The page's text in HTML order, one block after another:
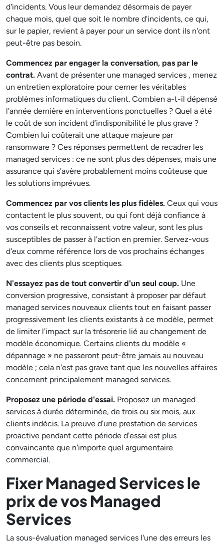
d'incidents. Vous leur demandez désormais de payer
chaque mois, quel que soit le nombre d'incidents, ce qui,
sur le papier, revient à payer pour un service dont ils n'ont
peut-être pas besoin.
Commencez par engager la conversation, pas par le
contrat. Avant de présenter une managed services , menez
un entretien exploratoire pour cerner les véritables
problèmes informatiques du client. Combien a-t-il dépensé
l’année dernière en interventions ponctuelles ? Quel a été
le coût de son incident d’indisponibilité le plus grave ?
Combien lui coûterait une attaque majeure par
ransomware ? Ces réponses permettent de recadrer les
managed services : ce ne sont plus des dépenses, mais une
assurance qui s’avère probablement moins coûteuse que
les solutions imprévues.
Commencez par vos clients les plus fidèles. Ceux qui vous
contactent le plus souvent, ou qui font déjà confiance à
vos conseils et reconnaissent votre valeur, sont les plus
susceptibles de passer à l'action en premier. Servez-vous
d'eux comme référence lors de vos prochains échanges
avec des clients plus sceptiques.
N'essayez pas de tout convertir d'un seul coup. Une
conversion progressive, consistant à proposer par défaut
managed services nouveaux clients tout en faisant passer
progressivement les clients existants à ce modèle, permet
de limiter l'impact sur la trésorerie lié au changement de
modèle économique. Certains clients du modèle «
dépannage » ne passeront peut-être jamais au nouveau
modèle ; cela n'est pas grave tant que les nouvelles affaires
concernent principalement managed services.
Proposez une période d'essai. Proposez un managed
services à durée déterminée, de trois ou six mois, aux
clients indécis. La preuve d'une prestation de services
proactive pendant cette période d'essai est plus
convaincante que n'importe quel argumentaire
commercial.
Fixer Managed Services le
prix de vos Managed
Services
La sous-évaluation managed services l'une des erreurs les